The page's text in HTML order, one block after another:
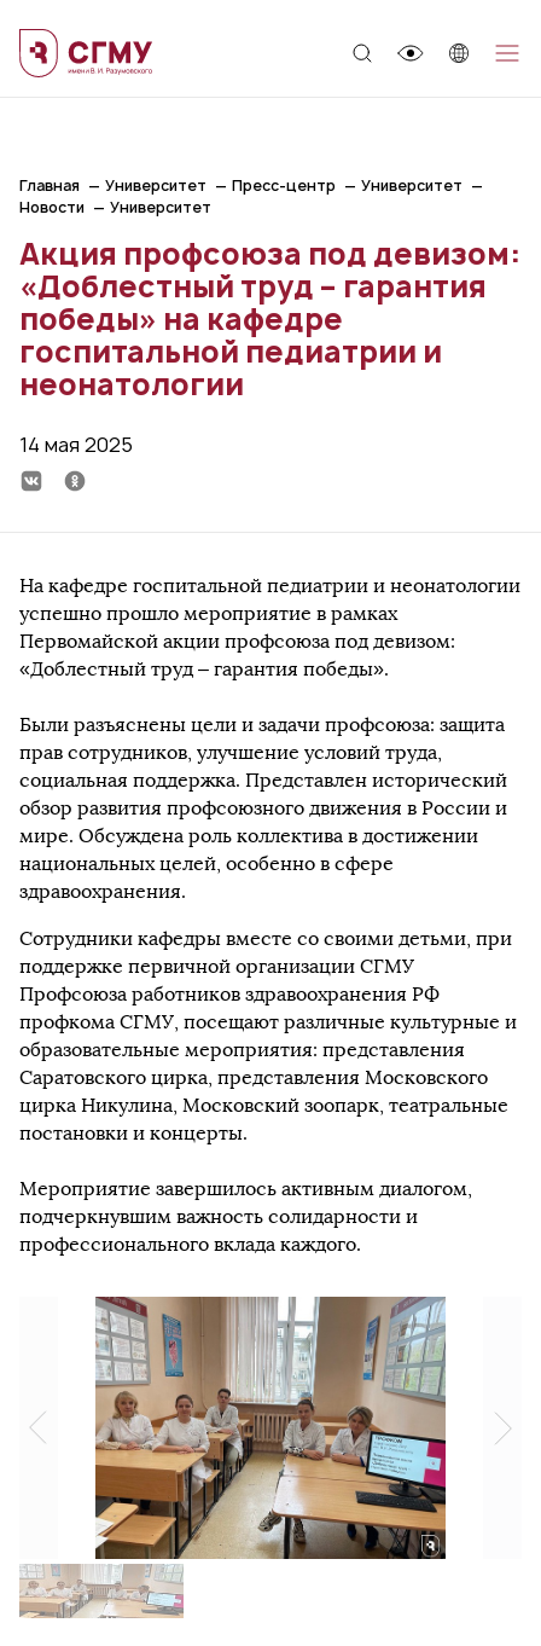
Главная Университет Пресс-центр
Университет
Новости
Университет
Акция профсоюза под девизом:
«Доблестный труд – гарантия
победы» на кафедре
госпитальной педиатрии и
неонатологии
14 мая 2025
На кафедре госпитальной педиатрии и неонатологии
успешно прошло мероприятие в рамках
Первомайской акции профсоюза под девизом:
«Доблестный труд – гарантия победы».
Были разъяснены цели и задачи профсоюза: защита
прав сотрудников, улучшение условий труда,
социальная поддержка. Представлен исторический
обзор развития профсоюзного движения в России и
мире. Обсуждена роль коллектива в достижении
национальных целей, особенно в сфере
здравоохранения.
Сотрудники кафедры вместе со своими детьми, при
поддержке первичной организации СГМУ
Профсоюза работников здравоохранения РФ
профкома СГМУ, посещают различные культурные и
образовательные мероприятия: представления
Саратовского цирка, представления Московского
цирка Никулина, Московский зоопарк, театральные
постановки и концерты.
Мероприятие завершилось активным диалогом,
подчеркнувшим важность солидарности и
профессионального вклада каждого.